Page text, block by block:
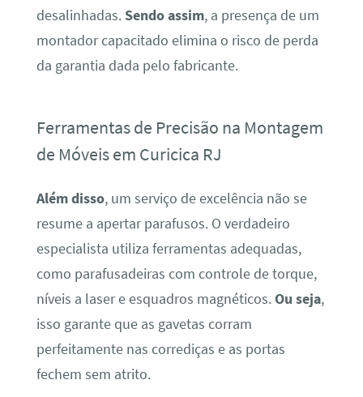
desalinhadas. Sendo assim, a presença de um
montador capacitado elimina o risco de perda
da garantia dada pelo fabricante.
Ferramentas de Precisão na Montagem
de Móveis em Curicica RJ
Além disso, um serviço de excelência não se
resume a apertar parafusos. O verdadeiro
especialista utiliza ferramentas adequadas,
como parafusadeiras com controle de torque,
níveis a laser e esquadros magnéticos.Ou seja,
isso garante que as gavetas corram
perfeitamente nas corrediças e as portas
fechem sem atrito.